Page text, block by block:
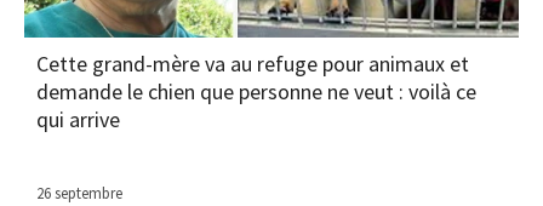
Cette grand-mère va au refuge pour animaux et
demande le chien que personne ne veut : voilà ce
qui arrive
26 septembre